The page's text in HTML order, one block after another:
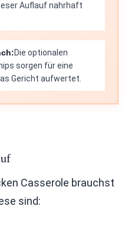
Auflauf nahrhaft
Die optionalen
sorgen für eine
Gericht aufwertet.
Casserole brauchst
sind: